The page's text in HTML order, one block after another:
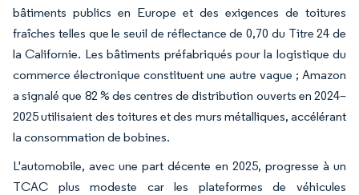
bâtiments publics en Europe et des exigences de toitures
fraîches telles que le seuil de réflectance de 0,70 du Titre 24 de
la Californie. Les bâtiments préfabriqués pour la logistique du
commerce électronique constituent une autre vague ; Amazon
a signalé que 82 % des centres de distribution ouverts en 2024–
2025 utilisaient des toitures et des murs métalliques, accélérant
la consommation de bobines.
L'automobile, avec une part décente en 2025, progresse à un
TCAC plus modeste car les plateformes de véhicules